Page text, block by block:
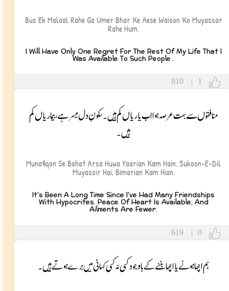
Bus Ek Malaal Rahe Ga Umer Bhar Ke Aese Waison Ko Muyassar
Rahe Hum.
I Will Have Only One Regret For The Rest Of My Life That I
Was Available To Such People۔
810 1
منافقوں سے بہت عرصہ ہوا اب یاریاں کم ہیں۔ سکونِ دل میسر ہے، بیماریاں کم
ہیں۔
Munafiqon Se Bohat Arsa Huwa Yaarian Kam Hain. Sukoon-E-Dil
Muyassir Hai, Bimarian Kam Hian.
It's Been A Long Time Since I've Had Many Friendships
With Hypocrites. Peace Of Heart Is Available, And
Ailments Are Fewer.
619 | 0
ہم اچھا ہونے یا اچھا بننے کے باوجود کسی نہ کسی کہانی میں برے ہوتے ہیں۔